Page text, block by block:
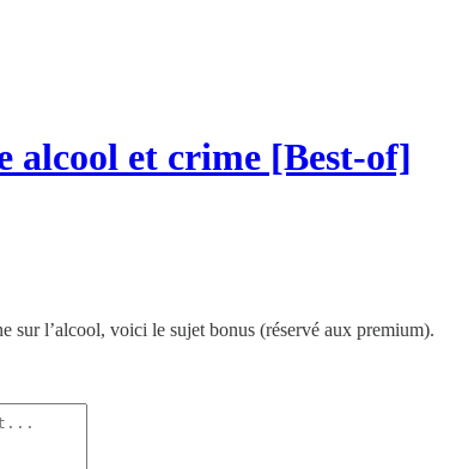
alcool et crime [Best-of]
sur l’alcool, voici le sujet bonus (réservé aux premium).